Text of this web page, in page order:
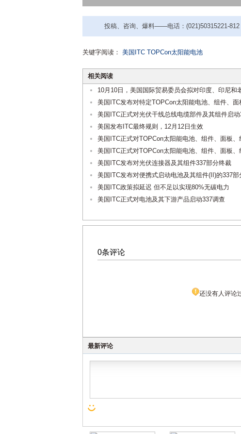
投稿、咨询、爆料——电话：(021)50315221-
关键字阅读： 美国ITC TOPCon太阳能电池
相关阅读
10月10日，美国国际贸易委员会拟对印度、印尼
美国ITC发布对特定TOPCon太阳能电池、组件、
美国ITC正式对光伏干线总线电缆部件及其组件启动
美国发布ITC最终规则，12月12日生效
美国ITC正式对TOPCon太阳能电池、组件、面板
美国ITC正式对TOPCon太阳能电池、组件、面板
美国ITC发布对光伏连接器及其组件337部分终裁
美国ITC发布对便携式启动电池及其组件(II)的337部
美国ITC政策拟延迟 但不足以实现80%无碳电力
美国ITC正式对电池及其下游产品启动337调查
0条评论
还没有人评论
最新评论